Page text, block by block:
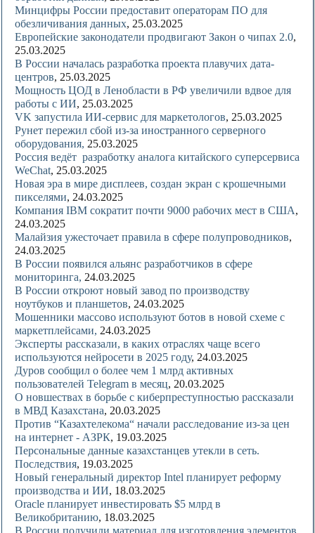
Минцифры России предоставит операторам ПО для
обезличивания данных, 25.03.2025
Европейские законодатели продвигают Закон о чипах 2.0,
25.03.2025
В России началась разработка проекта плавучих дата-
центров, 25.03.2025
Мощность ЦОД в Ленобласти в РФ увеличили вдвое для
работы с ИИ, 25.03.2025
VK запустила ИИ-сервис для маркетологов, 25.03.2025
Рунет пережил сбой из-за иностранного серверного
оборудования, 25.03.2025
Россия ведёт разработку аналога китайского суперсервиса
WeChat, 25.03.2025
Новая эра в мире дисплеев, создан экран с крошечными
пикселями, 24.03.2025
Компания IBM сократит почти 9000 рабочих мест в США,
24.03.2025
Малайзия ужесточает правила в сфере полупроводников,
24.03.2025
В России появился альянс разработчиков в сфере
мониторинга, 24.03.2025
В России откроют новый завод по производству
ноутбуков и планшетов, 24.03.2025
Мошенники массово используют ботов в новой схеме с
маркетплейсами, 24.03.2025
Эксперты рассказали, в каких отраслях чаще всего
используются нейросети в 2025 году, 24.03.2025
Дуров сообщил о более чем 1 млрд активных
пользователей Telegram в месяц, 20.03.2025
О новшествах в борьбе с киберпреступностью рассказали
в МВД Казахстана, 20.03.2025
Против “Казахтелекома“ начали расследование из-за цен
на интернет - АЗРК, 19.03.2025
Персональные данные казахстанцев утекли в сеть.
Последствия, 19.03.2025
Новый генеральный директор Intel планирует реформу
производства и ИИ, 18.03.2025
Oracle планирует инвестировать $5 млрд в
Великобританию, 18.03.2025